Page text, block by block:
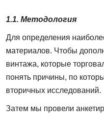
1.1. Методология
Для определения
материалов. Чтобы
винтажа, которые
понять причины, по
вторичных исследований.
Затем мы провели